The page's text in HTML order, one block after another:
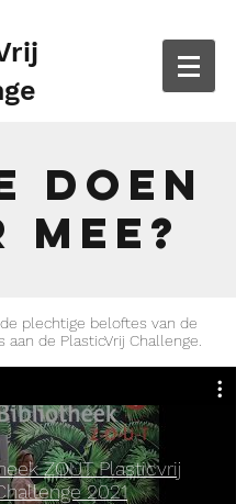
plechtige beloftes van de
de PlasticVrij Challenge.
ZOUT Plasticvrij
2021
doen
mee?